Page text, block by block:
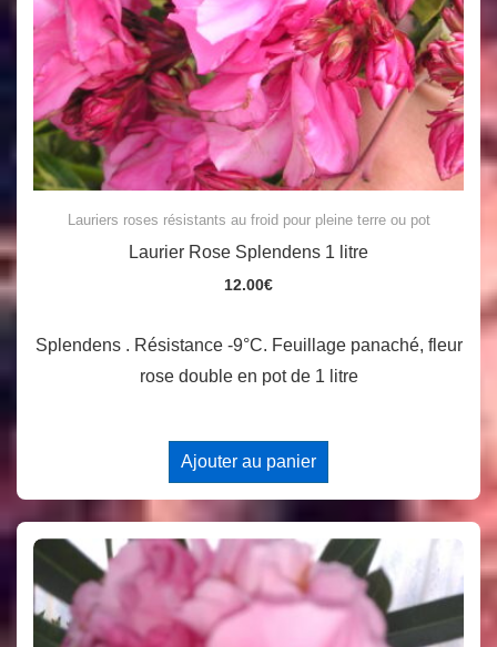
Lauriers roses résistants au froid pour pleine terre ou pot
Laurier Rose Splendens 1 litre
12.00€
Splendens . Résistance -9°C. Feuillage panaché, fleur
rose double en pot de 1 litre
Ajouter au panier